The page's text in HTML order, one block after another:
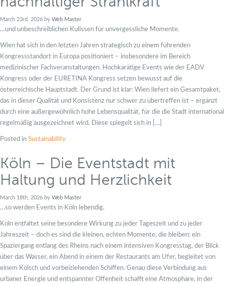
March 23rd, 2026 by Web Master
…und unbeschreiblichen Kulissen für unvergessliche Momente.
Wien hat sich in den letzten Jahren strategisch zu einem führenden
Kongressstandort in Europa positioniert – insbesondere im Bereich
medizinischer Fachveranstaltungen. Hochkarätige Events wie der EADV
Kongress oder der EURETINA Kongress setzen bewusst auf die
österreichische Hauptstadt. Der Grund ist klar: Wien liefert ein Gesamtpaket,
das in dieser Qualität und Konsistenz nur schwer zu übertreffen ist – ergänzt
durch eine außergewöhnlich hohe Lebensqualität, für die die Stadt international
regelmäßig ausgezeichnet wird. Diese spiegelt sich in […]
Posted in Sustainability
Köln – Die Eventstadt mit
Haltung und Herzlichkeit
March 18th, 2026 by Web Master
…so werden Events in Köln lebendig.
Köln entfaltet seine besondere Wirkung zu jeder Tageszeit und zu jeder
Jahreszeit – doch es sind die kleinen, echten Momente, die bleiben: ein
Spaziergang entlang des Rheins nach einem intensiven Kongresstag, der Blick
über das Wasser, ein Abend in einem der Restaurants am Ufer, begleitet von
einem Kölsch und vorbeiziehenden Schiffen. Genau diese Verbindung aus
urbaner Energie und entspannter Offenheit schafft eine Atmosphäre, in der